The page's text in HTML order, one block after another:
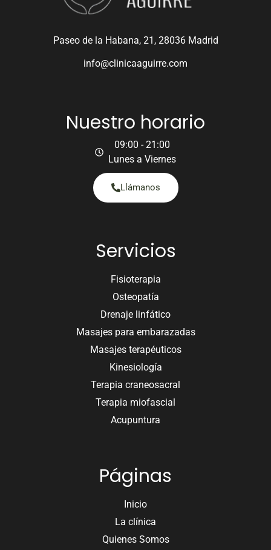
Paseo de la Habana, 21, 28036 Madrid
info@clinicaaguirre.com
Nuestro horario
09:00 - 21:00
Lunes a Viernes
Llámanos
Servicios
Fisioterapia
Osteopatía
Drenaje linfático
Masajes para embarazadas
Masajes terapéuticos
Kinesiología
Terapia craneosacral
Terapia miofascial
Acupuntura
Páginas
Inicio
La clínica
Quienes Somos